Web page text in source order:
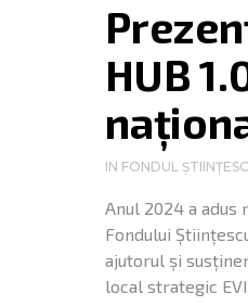
HUB
IN FONDUL
Anul 2024 a adus
Fondului
ajutorul și
local strategic